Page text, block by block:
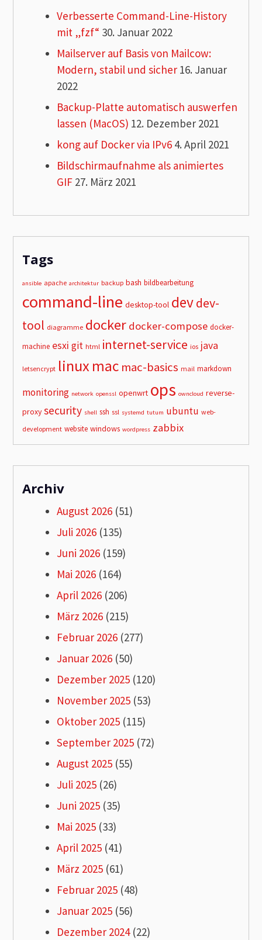
Verbesserte Command-Line-History
mit „fzf“ 30. Januar 2022
Mailserver auf Basis von Mailcow:
Modern, stabil und sicher 16. Januar
2022
Backup-Platte automatisch auswerfen
lassen (MacOS) 12. Dezember 2021
kong auf Docker via IPv6 4. April 2021
Bildschirmaufnahme als animiertes
GIF 27. März 2021
Tags
ansible apache architektur backup bash bildbearbeitung
command-line desktop-tool devdev-
tool diagramme docker docker-compose docker-
machine esxi git html internet-service ios java
letsencrypt linuxmac mac-basics mail markdown
monitoring network openssl openwrt ops owncloud reverse-
proxy security shell ssh ssl systemd tutum ubuntu web-
development website windows wordpress zabbix
Archiv
August 2026 (51)
Juli 2026 (135)
Juni 2026 (159)
Mai 2026 (164)
April 2026 (206)
März 2026 (215)
Februar 2026 (277)
Januar 2026 (50)
Dezember 2025 (120)
November 2025 (53)
Oktober 2025 (115)
September 2025 (72)
August 2025 (55)
Juli 2025 (26)
Juni 2025 (35)
Mai 2025 (33)
April 2025 (41)
März 2025 (61)
Februar 2025 (48)
Januar 2025 (56)
Dezember 2024(22)